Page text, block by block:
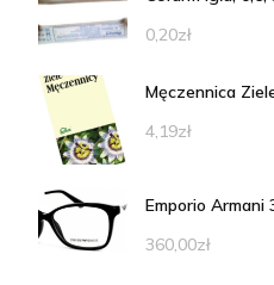
0,20zł
Męczennica
4,19zł
Emporio Armani
360,00zł